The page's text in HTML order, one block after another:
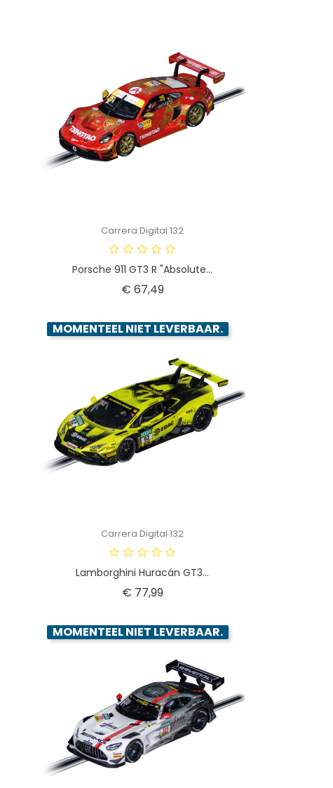
Carrera Digital 132
Porsche 911 GT3 R "Absolute...
€ 67,49Prijs
MOMENTEEL NIET LEVERBAAR.
Carrera Digital 132
Lamborghini Huracán GT3...
€ 77,99Prijs
MOMENTEEL NIET LEVERBAAR.